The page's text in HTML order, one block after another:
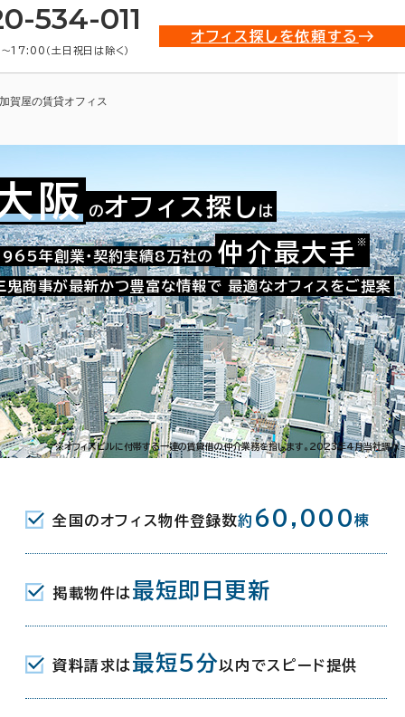
534-011
17:00（土日祝日は除く）
オフィス探しを依頼する
賀屋の賃貸オフィス
お問い合わせ番号：009-43195
区北加賀屋5-6-18
駅(地下鉄四つ橋線) 4番口 4分
阪 のオフィス探し は
年創業・契約実績8万社の 仲介最大手 ※
鬼商事が最新かつ豊富な情報で 最適なオフィスをご提案
※オフィスビルに付帯する一連の賃貸借の仲介業務を指します。2023年4月当社調べ
全国のオフィス物件登録数約 60,000棟
掲載物件は 最短即日更新
資料請求は 最短5分 以内でスピード提供